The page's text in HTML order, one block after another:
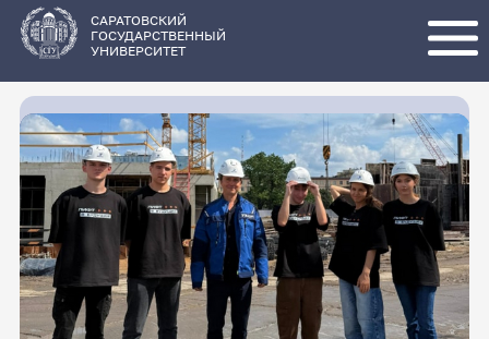
основному
содержанию
САРАТОВСКИЙ
ГОСУДАРСТВЕННЫЙ
УНИВЕРСИТЕТ